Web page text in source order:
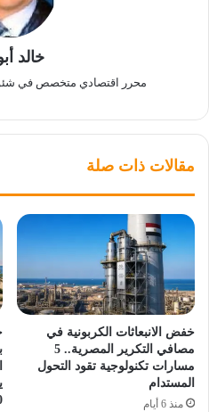
خالد
محرر اقتصادي متخصص في شئون
مقالات ذات صلة
خفض الانبعاثات الكربونية في
مصافي التكرير المصرية.. 5
مسارات تكنولوجية تقود التحول
المستدام
منذ 6 أيام